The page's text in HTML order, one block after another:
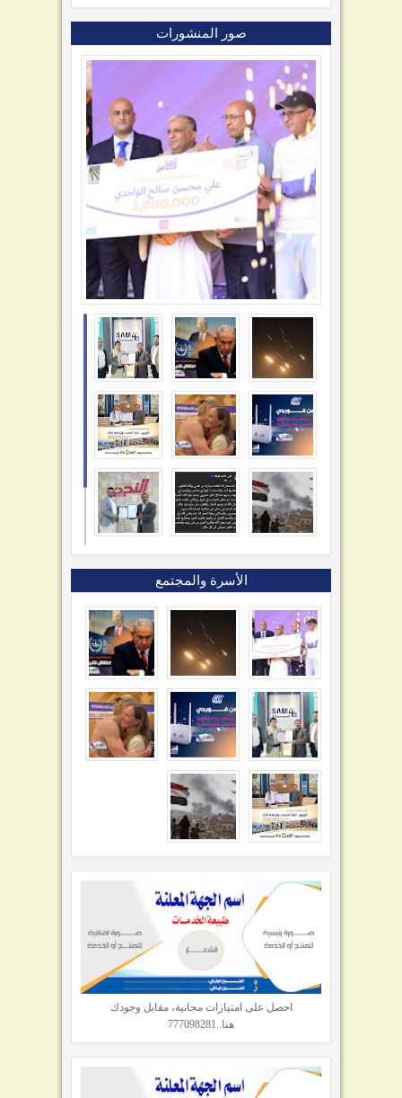
صور المنشورات
الأسرة والمجتمع
احصل على امتيازات مجانية، مقابل وجودك
هنا..777098281